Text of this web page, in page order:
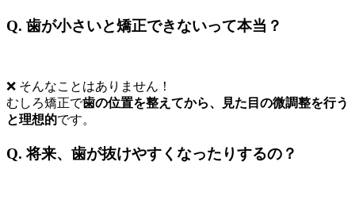
Q. 歯が小さいと矯正できないって本当？
❌ そんなことはありません！
むしろ矯正で歯の位置を整えてから、見た目の微調整を行う
と理想的です。
Q. 将来、歯が抜けやすくなったりするの？